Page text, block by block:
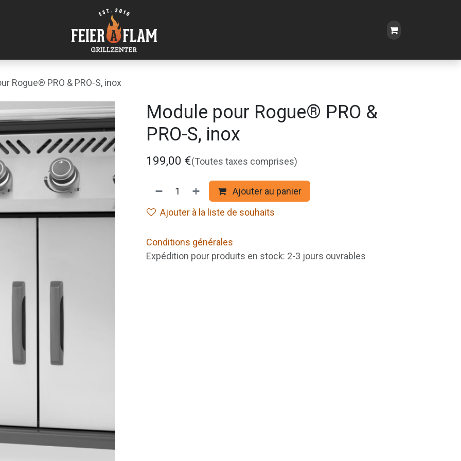
Rogue® PRO & PRO-S, inox
Module pour Rogue® PRO &
PRO-S, inox
199,00 €(Toutes taxes comprises)
Ajouter au panier
Ajouter à la liste de souhaits
Conditions générales
Expédition pour produits en stock: 2-3 jours ouvrables